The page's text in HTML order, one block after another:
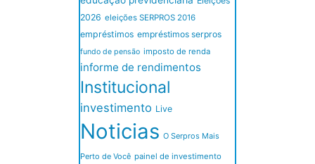
2026 eleições SERPROS 2016
empréstimos empréstimos serpros
fundo de pensão imposto de renda
informe de rendimentos
Institucional
investimento Live
Noticias O Serpros Mais
Perto de Você painel de investimento